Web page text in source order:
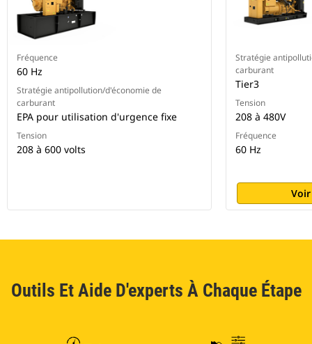
Fréquence
60 Hz
Stratégie antipollution/d'économie de
carburant
EPA pour utilisation d'urgence fixe
Tension
208 à 600 volts
Stratégie
carburant
Tier3
Tension
208 à 480V
Fréquence
60 Hz
Outils Et Aide D'experts À Chaque Étape